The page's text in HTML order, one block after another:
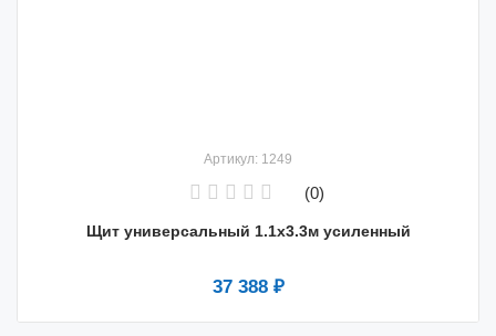
Артикул: 1249
(0)
Щит универсальный 1.1х3.3м усиленный
37 388 ₽